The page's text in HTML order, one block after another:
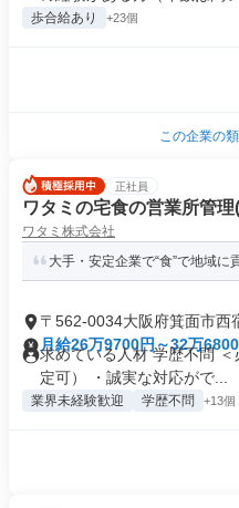
歩合給あり +23個
この企業の
正社員
ワタミの宅食の営業所管
ワタミ株式会社
大手・安定企業で“食”で地域に
〒562-0034大阪府箕面市西
月給26万9700円～32万
求めている人材 学歴不問
定可） ・誠実な対応がで...
業界未経験歓迎 学歴不問 +13個